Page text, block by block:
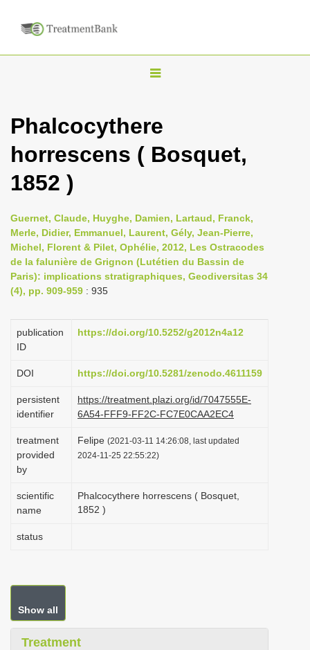
T
g
v
i
g
Phalcocythere
horrescens ( Bosquet,
1852 )
Guernet, Claude, Huyghe, Damien, Lartaud, Franck,
Merle, Didier, Emmanuel, Laurent, Gély, Jean-Pierre,
Michel, Florent & Pilet, Ophélie, 2012, Les Ostracodes
de la falunière de Grignon (Lutétien du Bassin de
Paris): implications stratigraphiques, Geodiversitas 34
(4), pp. 909-959 : 935
publication
ID
https://doi.org/10.5252/g2012n4a12
DOI https://doi.org/10.5281/zenodo.4611159
persistent
identifier
https://treatment.plazi.org/id/7047555E-
6A54-FFF9-FF2C-FC7E0CAA2EC4
treatment
provided
by
Felipe (2021-03-11 14:26:08, last updated
2024-11-25 22:55:22)
scientific
name
Phalcocythere horrescens ( Bosquet,
1852 )
status
Show all
Treatment